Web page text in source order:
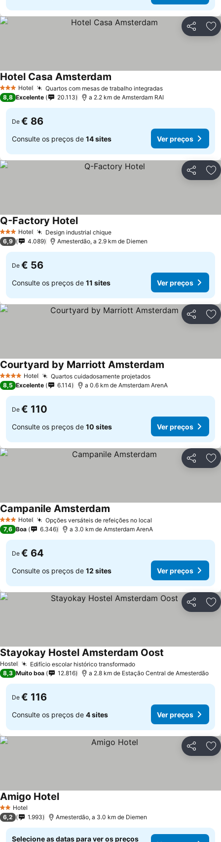
Partilhar
3 EstrelasHotel Quartos com mesas de trabalho integradas
Hotel Casa Amsterdam
8,8 Excelente 20.113 a 2.2 km de Amsterdam RAI
De € 86
Consulte os preços de 14 sites Ver preços
Partilhar
3 EstrelasHotel Design industrial chique
Q-Factory Hotel
6,9 4.089 Amesterdão, a 2.9 km de Diemen
De € 56
Consulte os preços de 11 sites Ver preços
Partilhar
4 EstrelasHotel Quartos cuidadosamente projetados
Courtyard by Marriott Amsterdam
8,5 Excelente 6.114 a 0.6 km de Amsterdam ArenA
De € 110
Consulte os preços de 10 sites Ver preços
Partilhar
3 EstrelasHotel Opções versáteis de refeições no local
Campanile Amsterdam
7,6 Boa 6.346 a 3.0 km de Amsterdam ArenA
De € 64
Consulte os preços de 12 sites Ver preços
Partilhar
Hostel Edifício escolar histórico transformado
Stayokay Hostel Amsterdam Oost
8,3 Muito boa 12.816 a 2.8 km de Estação Central de Amesterdão
De € 116
Consulte os preços de 4 sites Ver preços
Partilhar
2 Estrelas
Hotel
Amigo Hotel
6,2 1.993 Amesterdão, a 3.0 km de Diemen
Selecione as datas para ver os preços